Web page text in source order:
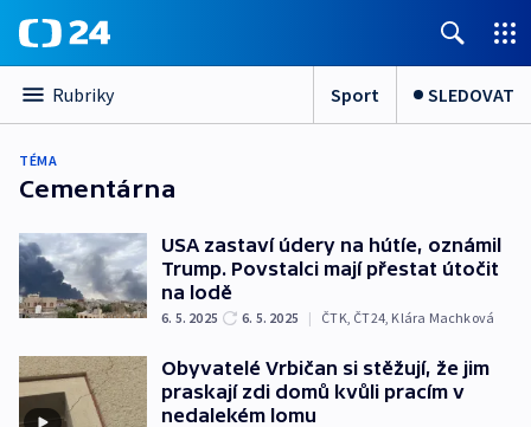
Rubriky Sport SLEDOVAT
TÉMA
Cementárna
USA zastaví údery na hútíe, oznámil
Trump. Povstalci mají přestat útočit
na lodě
6. 5. 2025 6. 5. 2025 | ČTK, ČT24, Klára Machková
Obyvatelé Vrbičan si stěžují, že jim
praskají zdi domů kvůli pracím v
nedalekém lomu